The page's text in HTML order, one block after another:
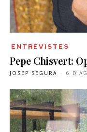
ENTREVISTES
Pepe Chisvert:
JOSEP SEGURA - 6